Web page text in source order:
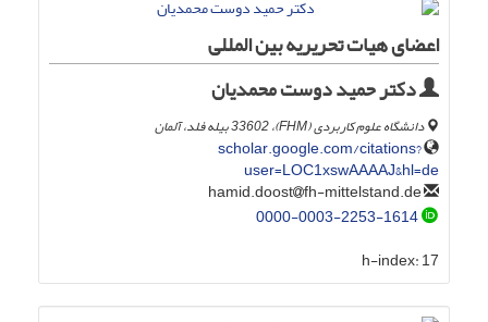
اعضای هیات تحریریه بین المللی
دکتر حمید دوست محمدیان
دانشگاه علوم کاربردی (FHM)، 33602 بیله فلد، آلمان
scholar.google.com/citations?
user=LOC1xswAAAAJ&hl=de
fh-mittelstand.de
0000-0003-2253-1614
h-index:17